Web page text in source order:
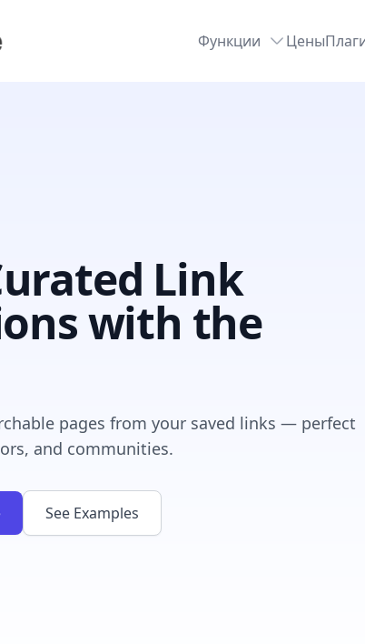
Функции Цены
Link
with the
pages from your saved links — perfect
and communities.
See Examples